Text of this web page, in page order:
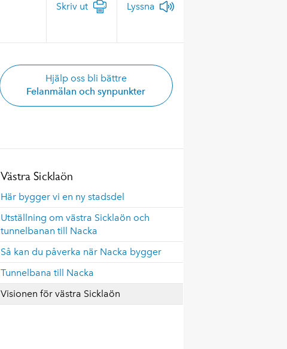
Skriv ut Lyssna
Hjälp oss bli bättre
Felanmälan och synpunkter
Västra Sicklaön
Här bygger vi en ny stadsdel
Utställning om västra Sicklaön och
tunnelbanan till Nacka
Så kan du påverka när Nacka bygger
Tunnelbana till Nacka
Visionen för västra Sicklaön